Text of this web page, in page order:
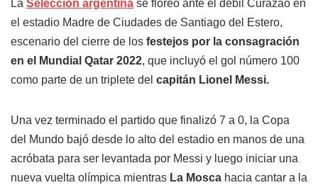
La Selección argentina se floreó ante el débil Curazao en
el estadio Madre de Ciudades de Santiago del Estero,
escenario del cierre de los festejos por la consagración
en el Mundial Qatar 2022, que incluyó el gol número 100
como parte de un triplete del capitán Lionel Messi.
Una vez terminado el partido que finalizó 7 a 0, la Copa
del Mundo bajó desde lo alto del estadio en manos de una
acróbata para ser levantada por Messi y luego iniciar una
nueva vuelta olímpica mientras La Mosca hacia cantar a la